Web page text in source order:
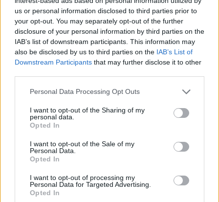
us or personal information disclosed to third parties prior to
your opt-out. You may separately opt-out of the further
disclosure of your personal information by third parties on the
IAB’s list of downstream participants. This information may
also be disclosed by us to third parties on the IAB’s List of
Downstream Participants that may further disclose it to other
Personal Data Processing Opt Outs
I want to opt-out of the Sharing of my
personal data.
Opted In
I want to opt-out of the Sale of my
Personal Data.
Opted In
I want to opt-out of processing my
Personal Data for Targeted Advertising.
Opted In